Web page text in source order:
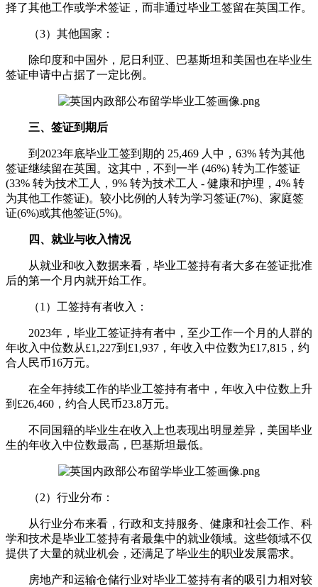
择了其他工作或学术签证，而非通过毕业工签留在英国工作。
（3）其他国家：
除印度和中国外，尼日利亚、巴基斯坦和美国也在毕业生
签证申请中占据了一定比例。
三、签证到期后
到2023年底毕业工签到期的 25,469 人中，63% 转为其他
签证继续留在英国。这其中，不到一半 (46%) 转为工作签证
(33% 转为技术工人，9% 转为技术工人 - 健康和护理，4% 转
为其他工作签证)。较小比例的人转为学习签证(7%)、家庭签
证(6%)或其他签证(5%)。
四、就业与收入情况
从就业和收入数据来看，毕业工签持有者大多在签证批准
后的第一个月内就开始工作。
（1）工签持有者收入：
2023年，毕业工签证持有者中，至少工作一个月的人群的
年收入中位数从£1,227到£1,937，年收入中位数为£17,815，约
合人民币16万元。
在全年持续工作的毕业工签持有者中，年收入中位数上升
到£26,460，约合人民币23.8万元。
不同国籍的毕业生在收入上也表现出明显差异，美国毕业
生的年收入中位数最高，巴基斯坦最低。
（2）行业分布：
从行业分布来看，行政和支持服务、健康和社会工作、科
学和技术是毕业工签持有者最集中的就业领域。这些领域不仅
提供了大量的就业机会，还满足了毕业生的职业发展需求。
房地产和运输仓储行业对毕业工签持有者的吸引力相对较